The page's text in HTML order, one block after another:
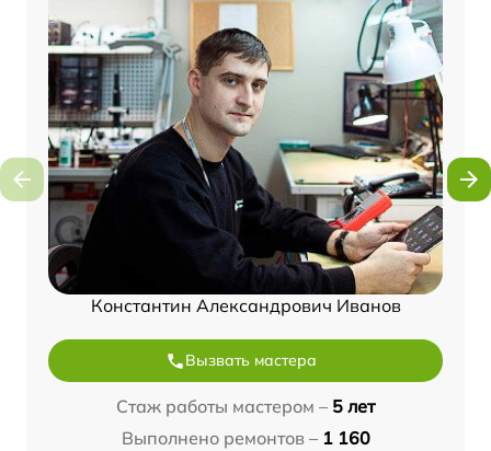
Константин Александрович Иванов
Вызвать мастера
Стаж работы мастером – 5 лет
Выполнено ремонтов – 1 160